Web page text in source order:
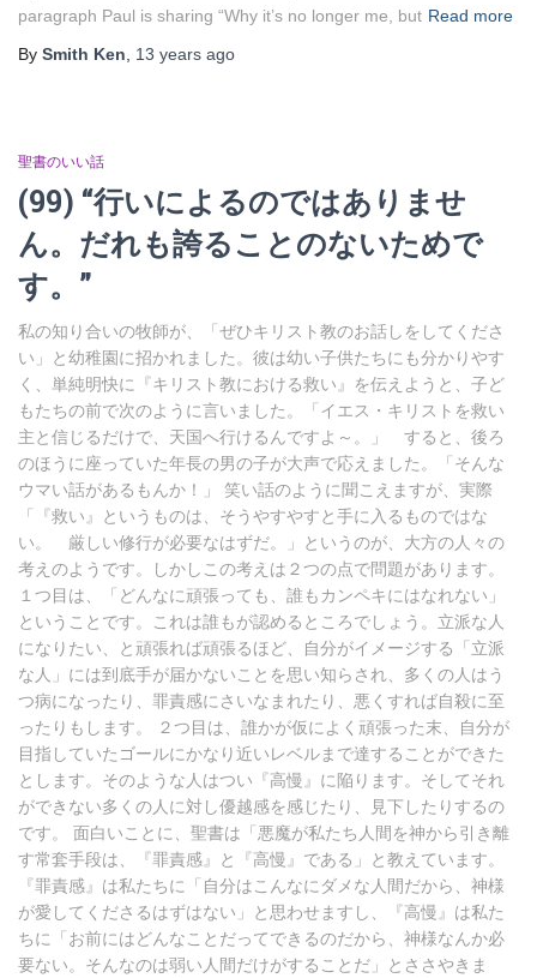
paragraph Paul is sharing “Why it’s no longer me, but Read more
By Smith Ken 13 years ago
聖書のいい話
(99) “行いによるのではありませ
ん。だれも誇ることのないためで
す。”
私の知り合いの牧師が、「ぜひキリスト教のお話しをしてくださ
い」と幼稚園に招かれました。彼は幼い子供たちにも分かりやす
く、単純明快に『キリスト教における救い』を伝えようと、子ど
もたちの前で次のように言いました。「イエス・キリストを救い
主と信じるだけで、天国へ行けるんですよ～。」 すると、後ろ
のほうに座っていた年長の男の子が大声で応えました。「そんな
ウマい話があるもんか！」 笑い話のように聞こえますが、実際
「『救い』というものは、そうやすやすと手に入るものではな
い。 厳しい修行が必要なはずだ。」というのが、大方の人々の
考えのようです。しかしこの考えは２つの点で問題があります。
１つ目は、「どんなに頑張っても、誰もカンペキにはなれない」
ということです。これは誰もが認めるところでしょう。立派な人
になりたい、と頑張れば頑張るほど、自分がイメージする「立派
な人」には到底手が届かないことを思い知らされ、多くの人はう
つ病になったり、罪責感にさいなまれたり、悪くすれば自殺に至
ったりもします。 ２つ目は、誰かが仮によく頑張った末、自分が
目指していたゴールにかなり近いレベルまで達することができた
とします。そのような人はつい『高慢』に陥ります。そしてそれ
ができない多くの人に対し優越感を感じたり、見下したりするの
です。 面白いことに、聖書は「悪魔が私たち人間を神から引き離
す常套手段は、『罪責感』と『高慢』である」と教えています。
『罪責感』は私たちに「自分はこんなにダメな人間だから、神様
が愛してくださるはずはない」と思わせますし、『高慢』は私た
ちに「お前にはどんなことだってできるのだから、神様なんか必
要ない。そんなのは弱い人間だけがすることだ」とささやきま